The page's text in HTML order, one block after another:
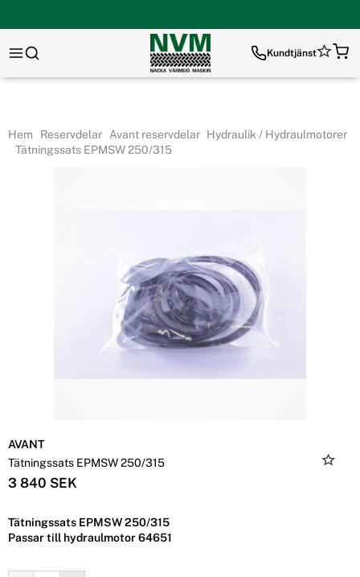
Kundtjänst
Hem Reservdelar Avant reservdelar Hydraulik / Hydraulmotorer
Tätningssats EPMSW 250/315
AVANT
Tätningssats EPMSW 250/315
3 840 SEK
Tätningssats EPMSW 250/315
Passar till hydraulmotor 64651